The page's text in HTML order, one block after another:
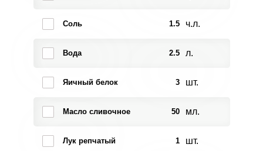
Соль 1.5 ч.л.
Вода 2.5 л.
Яичный белок 3 шт.
Масло сливочное 50 мл.
Лук репчатый 1 шт.